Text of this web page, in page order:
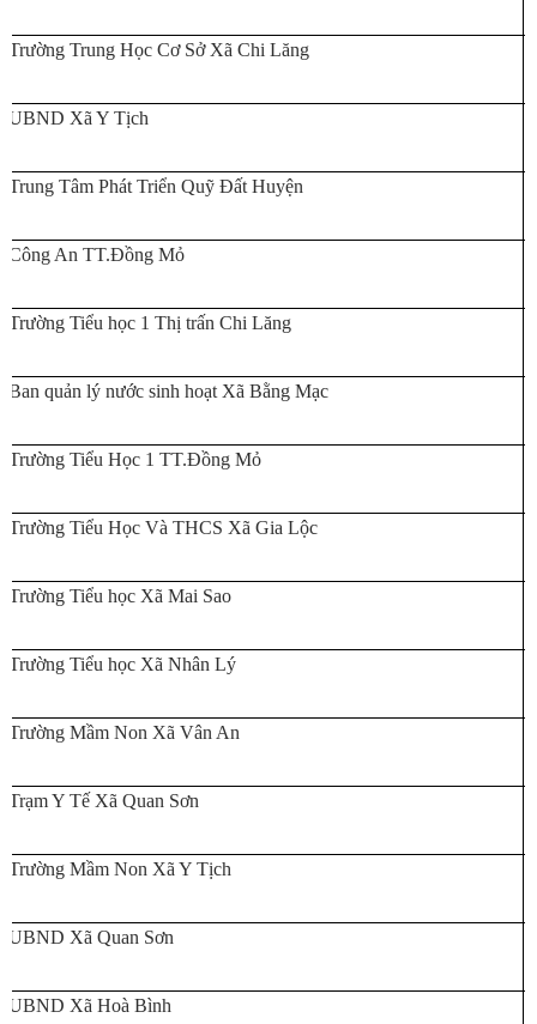
Trường Trung Học Cơ Sở Xã Chi Lăng
UBND Xã Y Tịch
Trung Tâm Phát Triển Quỹ Đất Huyện
Công An TT.Đồng Mỏ
Trường Tiểu học 1 Thị trấn Chi Lăng
Ban quản lý nước sinh hoạt Xã Bằng Mạc
Trường Tiểu Học 1 TT.Đồng Mỏ
Trường Tiểu Học Và THCS Xã Gia Lộc
Trường Tiểu học Xã Mai Sao
Trường Tiểu học Xã Nhân Lý
Trường Mầm Non Xã Vân An
Trạm Y Tế Xã Quan Sơn
Trường Mầm Non Xã Y Tịch
UBND Xã Quan Sơn
UBND Xã Hoà Bình